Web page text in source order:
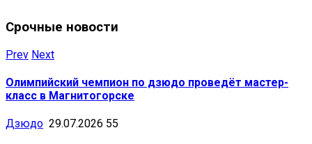
Срочные новости
Prev Next
Олимпийский чемпион по дзюдо проведёт мастер-
класс в Магнитогорске
Дзюдо 29.07.2026 55